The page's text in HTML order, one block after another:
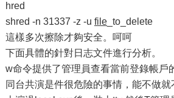
hred
shred -n 31337 -z -u file_to_delete
這樣多次擦除才夠安全。呵呵
下面具體的針對日志文件進行分析。
w命令提供了管理員查看當前登錄帳戶
同台共演是件很危險的事情，能不做